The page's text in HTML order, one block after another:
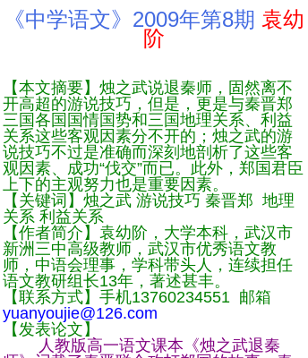
《中学语文》2009年第8期 袁幼
阶
【本文摘要】烛之武说退秦师，固然离不
开高超的游说技巧，但是，更是与秦晋郑
三国各国国情国势和三国地理关系、利益
关系这些客观因素分不开的；烛之武的游
说技巧不过是准确而深刻地剖析了这些客
观因素、成功“伐交”而已。此外，郑国君臣
上下的主观努力也是重要因素。
【关键词】烛之武 游说技巧 秦晋郑 地理
关系 利益关系
【作者简介】袁幼阶，大学本科，武汉市
新洲三中高级教师，武汉市优秀语文教
师，中语会理事，学科带头人，连续担任
语文教研组长13年，著述甚丰。
【联系方式】手机13760234551 邮箱
yuanyoujie@126.com
【发表论文】
人教版高一语文课本《烛之武退秦